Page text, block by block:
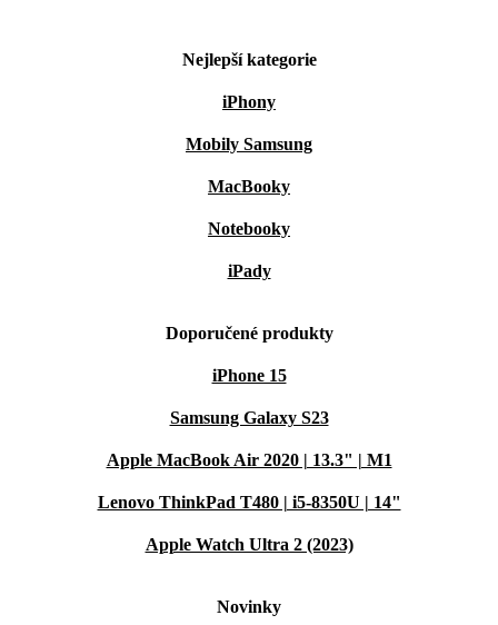
Nejlepší kategorie
iPhony
Mobily Samsung
MacBooky
Notebooky
iPady
Doporučené produkty
iPhone 15
Samsung Galaxy S23
Apple MacBook Air 2020 | 13.3" | M1
Lenovo ThinkPad T480 | i5-8350U | 14"
Apple Watch Ultra 2 (2023)
Novinky